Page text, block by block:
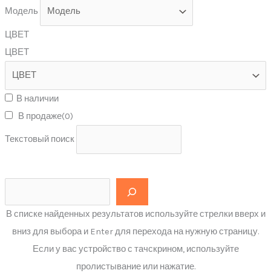
Модель
ЦВЕТ
ЦВЕТ
В наличии
В продаже(0)
Текстовый поиск
В списке найденных результатов используйте стрелки вверх и
вниз для выбора и Enter для перехода на нужную страницу.
Если у вас устройство с тачскрином, используйте
пролистывание или нажатие.